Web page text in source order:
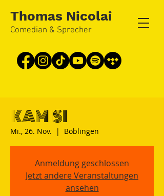
Thomas Nicolai
Comedian & Sprecher
KAMISI
Mi., 26. Nov.
  |
Böblingen
Anmeldung geschlossen
Jetzt andere Veranstaltungen
ansehen